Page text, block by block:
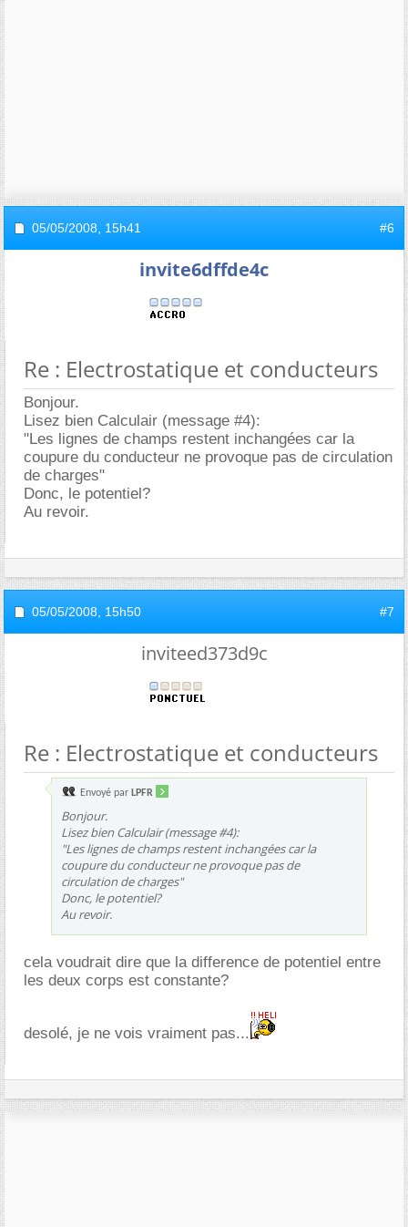
05/05/2008, 15h41 #6
invite6dffde4c
Re : Electrostatique et conducteurs
Bonjour.
Lisez bien Calculair (message #4):
"Les lignes de champs restent inchangées car la
coupure du conducteur ne provoque pas de circulation
de charges"
Donc, le potentiel?
Au revoir.
05/05/2008, 15h50 #7
inviteed373d9c
Re : Electrostatique et conducteurs
Envoyé par LPFR
Bonjour.
Lisez bien Calculair (message #4):
"Les lignes de champs restent inchangées car la
coupure du conducteur ne provoque pas de
circulation de charges"
Donc, le potentiel?
Au revoir.
cela voudrait dire que la difference de potentiel entre
les deux corps est constante?
desolé, je ne vois vraiment pas...